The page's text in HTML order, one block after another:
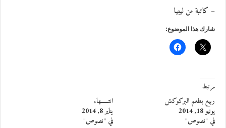
– كاتبة من ليبيا
شارك هذا الموضوع:
مرتبط
ربيع بطعم البركوكش
يونيو 18, 2014
في "نصوص"
انتــــــهاء
يناير 8, 2014
في "نصوص"